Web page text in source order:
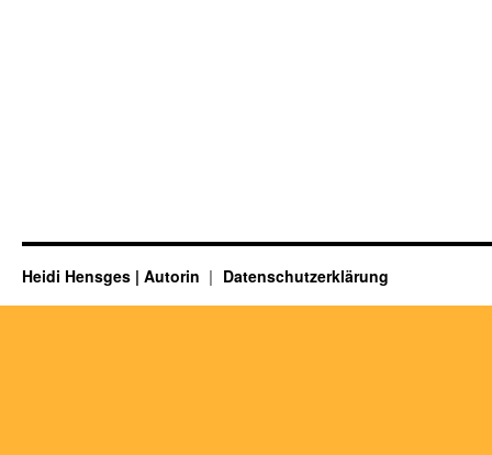
Heidi Hensges | Autorin Datenschutzerklärung